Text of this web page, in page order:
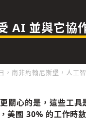
AI 並與它協
，南非約翰尼斯堡，人工
關心的是，這些工
國 30% 的工作時